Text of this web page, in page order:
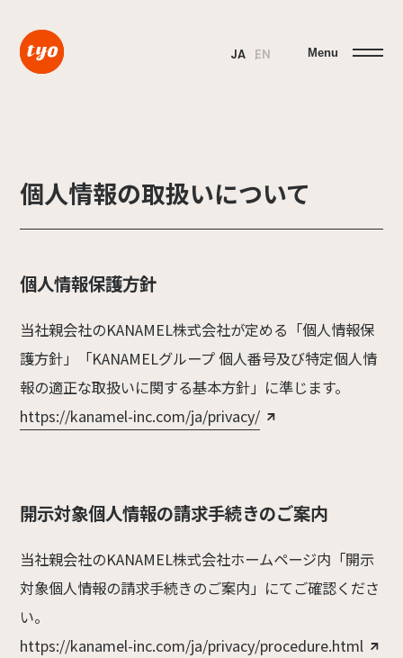
JA EN Menu
個人情報の取扱いについて
個人情報保護方針
当社親会社のKANAMEL株式会社が定める「個人情報保
護方針」「KANAMELグループ 個人番号及び特定個人情
報の適正な取扱いに関する基本方針」に準じます。
https://kanamel-inc.com/ja/privacy/
開示対象個人情報の請求手続きのご案内
当社親会社のKANAMEL株式会社ホームページ内「開示
対象個人情報の請求手続きのご案内」にてご確認くださ
い。
https://kanamel-inc.com/ja/privacy/procedure.html